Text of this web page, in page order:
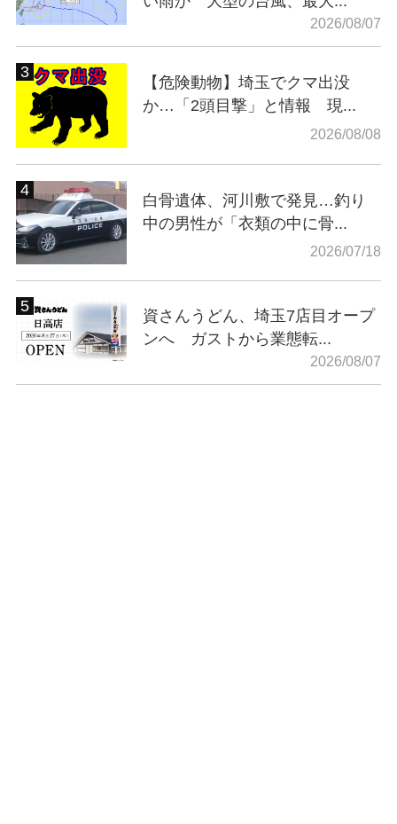
2026/08/07
【危険動物】埼玉でクマ出没
か…「2頭目撃」と情報 現...
2026/08/08
白骨遺体、河川敷で発見…釣り
中の男性が「衣類の中に骨...
2026/07/18
資さんうどん、埼玉7店目オープ
ンへ ガストから業態転...
2026/08/07